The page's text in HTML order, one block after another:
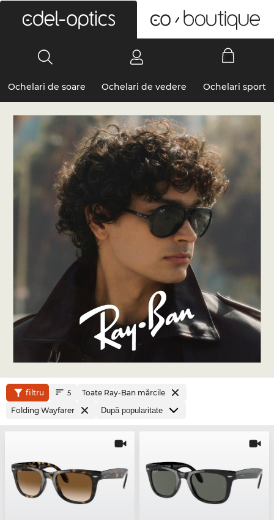
Ochelari de soare Ochelari de vedere Ochelari sport
filtru 5
Toate Ray-Ban mărcile
Folding Wayfarer